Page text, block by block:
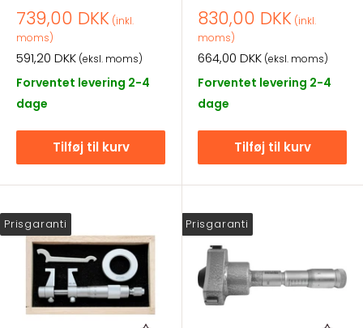
Salgspris
739,00 DKK (inkl.
moms)
Salgspris
591,20 DKK (eksl. moms)
Forventet levering 2-4
dage
Tilføj til kurv
Salgspris
830,00 DKK (inkl.
moms)
Salgspris
664,00 DKK (eksl. moms)
Forventet levering 2-4
dage
Tilføj til kurv
Prisgaranti Prisgaranti